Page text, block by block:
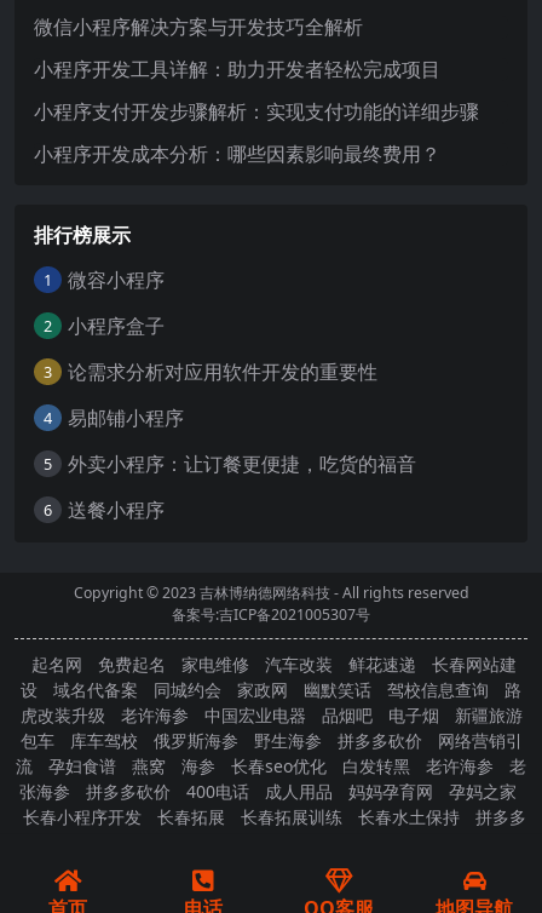
微信小程序解决方案与开发技巧全解析
小程序开发工具详解：助力开发者轻松完成项目
小程序支付开发步骤解析：实现支付功能的详细步骤
小程序开发成本分析：哪些因素影响最终费用？
排行榜展示
1 微容小程序
2 小程序盒子
3 论需求分析对应用软件开发的重要性
4 易邮铺小程序
5 外卖小程序：让订餐更便捷，吃货的福音
6 送餐小程序
Copyright © 2023吉林博纳德网络科技- All rights reserved
备案号:吉ICP备2021005307号
起名网 免费起名 家电维修 汽车改装 鲜花速递
长春网站建
设
域名代备案 同城约会 家政网 幽默笑话 驾校信息查询
路
虎改装升级
老许海参 中国宏业电器 品烟吧 电子烟
新疆旅游
包车
库车驾校 俄罗斯海参 野生海参 拼多多砍价
网络营销引
流
孕妇食谱 燕窝 海参 长春seo优化 白发转黑 老许海参
老
张海参
拼多多砍价 400电话 成人用品 妈妈孕育网
孕妈之家
长春小程序开发
长春拓展 长春拓展训练 长春水土保持
拼多多